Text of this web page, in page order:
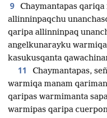
9
Chaymantapas
allinninpaqchu
qaripa allinninpaq
angelkunarayku
kasukusqanta
11
Chaymantapas,
warmiqa manam
qaripas warmimanta
warmipas qaripa